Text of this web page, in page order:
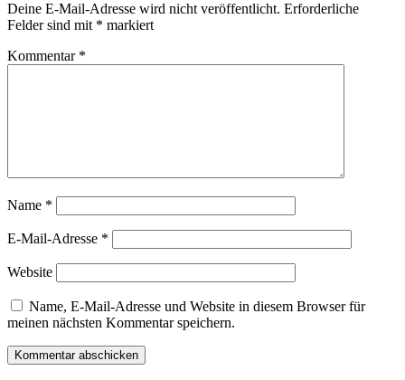
Deine E-Mail-Adresse wird nicht veröffentlicht. Erforderliche
Felder sind mit * markiert
Kommentar *
Name *
E-Mail-Adresse *
Website
Name, E-Mail-Adresse und Website in diesem Browser für
meinen nächsten Kommentar speichern.